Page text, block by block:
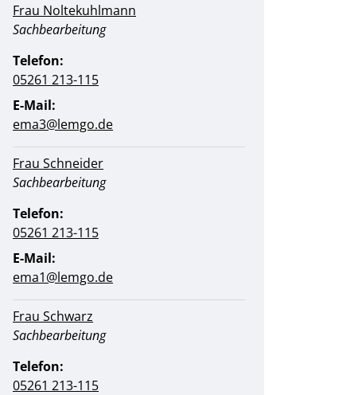
Frau Noltekuhlmann
Position:
Sachbearbeitung
Telefon:
05261 213-115
E-Mail:
ema3@lemgo.de
Frau Schneider
Position:
Sachbearbeitung
Telefon:
05261 213-115
E-Mail:
ema1@lemgo.de
Frau Schwarz
Position:
Sachbearbeitung
Telefon:
05261 213-115